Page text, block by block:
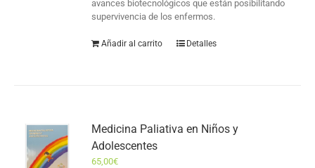
avances biotecnológicos que están posibilitando
supervivencia de los enfermos.
Añadir al carrito Detalles
Medicina Paliativa en Niños y
Adolescentes
65,00€